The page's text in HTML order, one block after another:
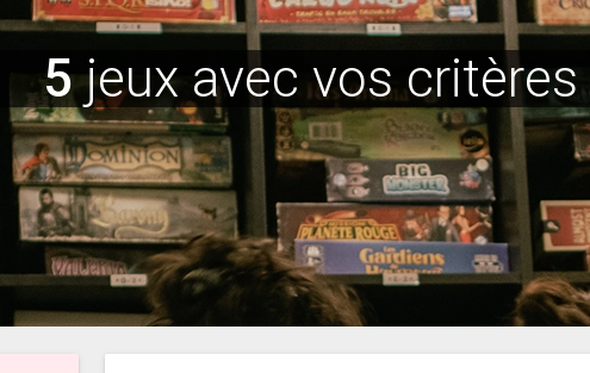
5jeux avec vos critères